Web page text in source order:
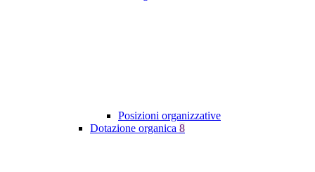
Posizioni organizzative
Dotazione organica 8